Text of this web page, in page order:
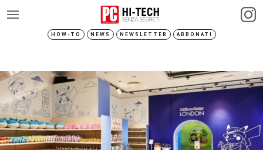
HOW-TO NEWS NEWSLETTER ABBONATI